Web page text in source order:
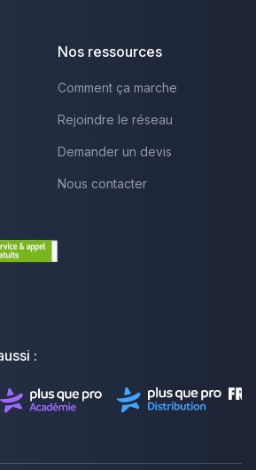
Nos ressources
Comment ça marche
Rejoindre le réseau
Demander un devis
Nous contacter
: